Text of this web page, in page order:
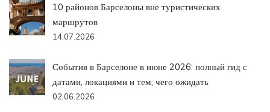
10 районов Барселоны вне туристических
маршрутов
14.07.2026
События в Барселоне в июне 2026: полный гид с
датами, локациями и тем, чего ожидать
02.06.2026